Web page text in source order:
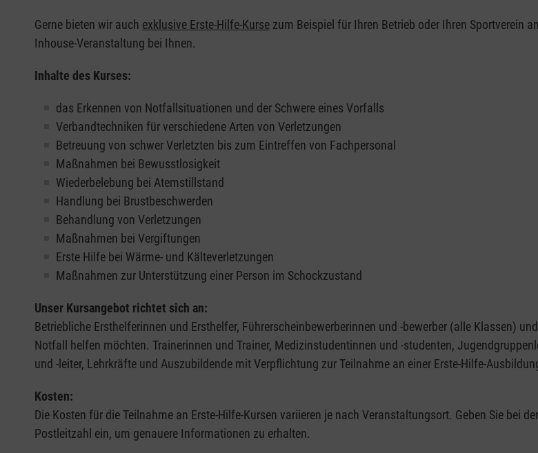
Gerne bieten wir auch exklusive Erste-Hilfe-Kurse zum Beispiel für Ihren Betrieb oder Ihren Sportverein
Inhouse-Veranstaltung bei Ihnen.
Inhalte des Kurses:
das Erkennen von Notfallsituationen und der Schwere eines Vorfalls
Verbandtechniken für verschiedene Arten von Verletzungen
Betreuung von schwer Verletzten bis zum Eintreffen von Fachpersonal
Maßnahmen bei Bewusstlosigkeit
Wiederbelebung bei Atemstillstand
Handlung bei Brustbeschwerden
Behandlung von Verletzungen
Maßnahmen bei Vergiftungen
Erste Hilfe bei Wärme- und Kälteverletzungen
Maßnahmen zur Unterstützung einer Person im Schockzustand
Unser Kursangebot richtet sich an:
Betriebliche Ersthelferinnen und Ersthelfer, Führerscheinbewerberinnen und -bewerber (alle Klassen)
Notfall helfen möchten. Trainerinnen und Trainer, Medizinstudentinnen und -studenten,
und -leiter, Lehrkräfte und Auszubildende mit Verpflichtung zur Teilnahme an einer Erste-Hilfe-
Kosten:
Die Kosten für die Teilnahme an Erste-Hilfe-Kursen variieren je nach Veranstaltungsort. Geben Sie bei der
Postleitzahl ein, um genauere Informationen zu erhalten.